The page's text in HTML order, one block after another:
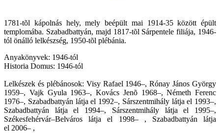
1781-tõl kápolnás hely, mely beépült mai 1914-35 között épült
templomába. Szabadbattyán, majd 1817-tõl Sárpentele filiája, 1946-
tól önálló lelkészség, 1950-tõl plébánia.
Anyakönyvek: 1946-tól
Historia Domus: 1946-tól
Lelkészek és plébánosok: Visy Rafael 1946–, Rónay János György
1959–, Vajk Gyula 1963–, Kovács Jenõ 1968–, Németh Ferenc
1976–, Szabadbattyán látja el 1992–, Sárszentmihály látja el 1993–,
Szabadbattyán látja el 1994–, Sárszentmihály látja el 1995–,
Székesfehérvár–Belváros látja el 1998– , Szabadbattyán látja
el 2006– ,